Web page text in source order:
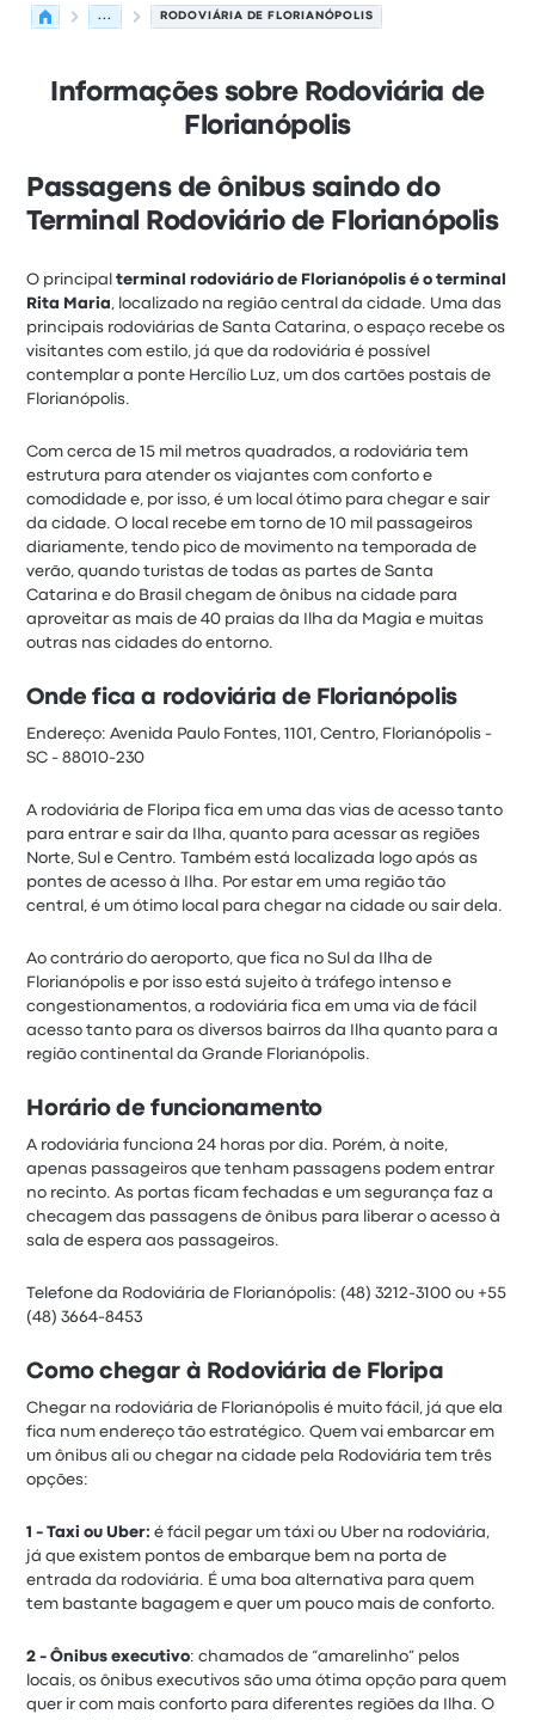
... RODOVIÁRIA DE FLORIANÓPOLIS
Informações sobre Rodoviária de
Florianópolis
Passagens de ônibus saindo do
Terminal Rodoviário de Florianópolis
O principalterminal rodoviário de Florianópolis é o terminal
Rita Maria, localizado na região central da cidade. Uma das
principais rodoviárias de Santa Catarina, o espaço recebe os
visitantes com estilo, já que da rodoviária é possível
contemplar a ponte Hercílio Luz, um dos cartões postais de
Florianópolis.
Com cerca de 15 mil metros quadrados, a rodoviária tem
estrutura para atender os viajantes com conforto e
comodidade e, por isso, é um local ótimo para chegar e sair
da cidade. O local recebe em torno de 10 mil passageiros
diariamente, tendo pico de movimento na temporada de
verão, quando turistas de todas as partes de Santa
Catarina e do Brasil chegam de ônibus na cidade para
aproveitar as mais de 40 praias da Ilha da Magia e muitas
outras nas cidades do entorno.
Onde fica a rodoviária de Florianópolis
Endereço: Avenida Paulo Fontes, 1101, Centro, Florianópolis -
SC - 88010-230
A rodoviária de Floripa fica em uma das vias de acesso tanto
para entrar e sair da Ilha, quanto para acessar as regiões
Norte, Sul e Centro. Também está localizada logo após as
pontes de acesso à Ilha. Por estar em uma região tão
central, é um ótimo local para chegar na cidade ou sair dela.
Ao contrário do aeroporto, que fica no Sul da Ilha de
Florianópolis e por isso está sujeito à tráfego intenso e
congestionamentos, a rodoviária fica em uma via de fácil
acesso tanto para os diversos bairros da Ilha quanto para a
região continental da Grande Florianópolis.
Horário de funcionamento
A rodoviária funciona 24 horas por dia. Porém, à noite,
apenas passageiros que tenham passagens podem entrar
no recinto. As portas ficam fechadas e um segurança faz a
checagem das passagens de ônibus para liberar o acesso à
sala de espera aos passageiros.
Telefone da Rodoviária de Florianópolis: (48) 3212-3100 ou +55
(48) 3664-8453
Como chegar à Rodoviária de Floripa
Chegar na rodoviária de Florianópolis é muito fácil, já que ela
fica num endereço tão estratégico. Quem vai embarcar em
um ônibus ali ou chegar na cidade pela Rodoviária tem três
opções:
1 - Taxi ou Uber:é fácil pegar um táxi ou Uber na rodoviária,
já que existem pontos de embarque bem na porta de
entrada da rodoviária. É uma boa alternativa para quem
tem bastante bagagem e quer um pouco mais de conforto.
2 - Ônibus executivo: chamados de “amarelinho” pelos
locais, os ônibus executivos são uma ótima opção para quem
quer ir com mais conforto para diferentes regiões da Ilha. O